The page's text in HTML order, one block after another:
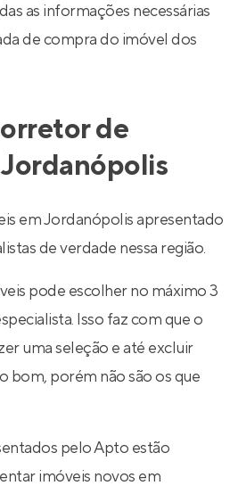
as informações necessárias
de compra do imóvel dos
de
em Jordanópolis apresentado
de verdade nessa região.
pode escolher no máximo 3
Isso faz com que o
uma seleção e até excluir
bom, porém não são os que
pelo Apto estão
imóveis novos em